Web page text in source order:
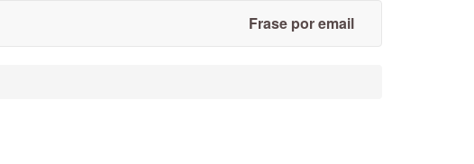
Frase por email